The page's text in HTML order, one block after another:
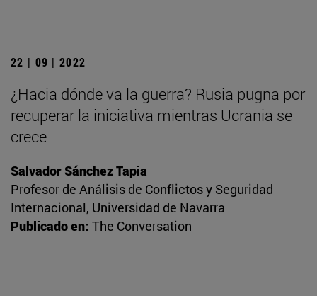
22 | 09 | 2022
¿Hacia dónde va la guerra? Rusia pugna por
recuperar la iniciativa mientras Ucrania se
crece
Salvador Sánchez Tapia
Profesor de Análisis de Conflictos y Seguridad
Internacional, Universidad de Navarra
Publicado en: The Conversation